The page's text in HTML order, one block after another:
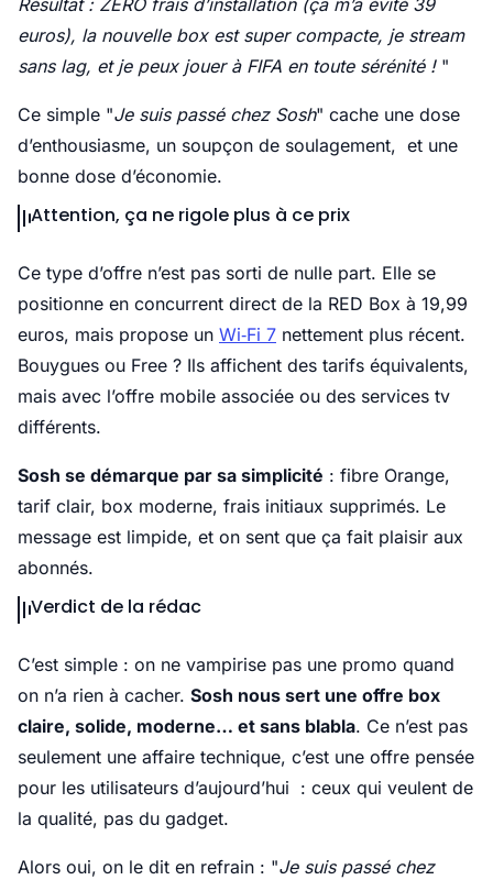
Résultat : ZÉRO frais d’installation (ça m’a évité 39
euros), la nouvelle box est super compacte, je stream
sans lag, et je peux jouer à FIFA en toute sérénité !"
Ce simple "Je suis passé chez Sosh" cache une dose
d’enthousiasme, un soupçon de soulagement, et une
bonne dose d’économie.
Attention, ça ne rigole plus à ce prix
Ce type d’offre n’est pas sorti de nulle part. Elle se
positionne en concurrent direct de la RED Box à 19,99
euros, mais propose un Wi‑Fi 7 nettement plus récent.
Bouygues ou Free ? Ils affichent des tarifs équivalents,
mais avec l’offre mobile associée ou des services tv
différents.
Sosh se démarque par sa simplicité : fibre Orange,
tarif clair, box moderne, frais initiaux supprimés. Le
message est limpide, et on sent que ça fait plaisir aux
abonnés.
Verdict de la rédac
C’est simple : on ne vampirise pas une promo quand
on n’a rien à cacher. Sosh nous sert une offre box
claire, solide, moderne… et sans blabla. Ce n’est pas
seulement une affaire technique, c’est une offre pensée
pour les utilisateurs d’aujourd’hui : ceux qui veulent de
la qualité, pas du gadget.
Alors oui, on le dit en refrain : "Je suis passé chez